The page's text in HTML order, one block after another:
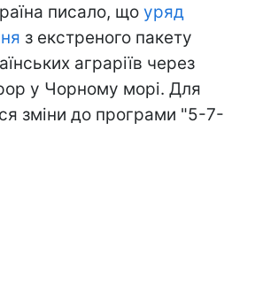
писало, що уряд
з екстреного пакету
аграріїв через
у Чорному морі. Для
зміни до програми "5-7-